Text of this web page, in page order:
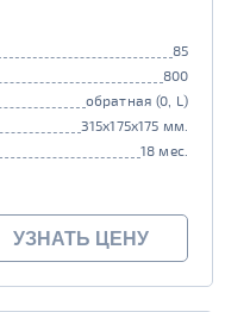
85
800
обратная (0, L)
315x175x175 мм.
18 мес.
УЗНАТЬ ЦЕНУ